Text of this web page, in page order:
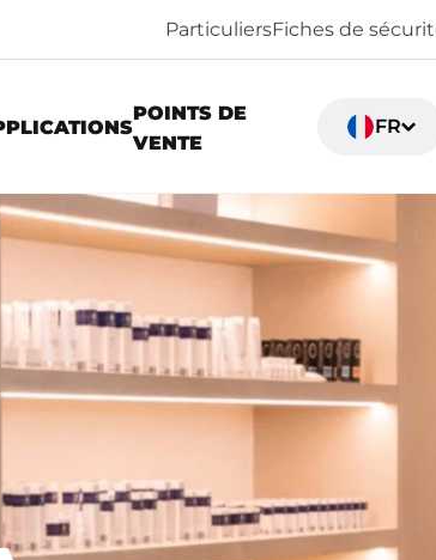
ParticuliersFiches de
POINTS DE
VENTE
FR